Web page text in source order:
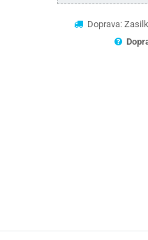
Doprava: